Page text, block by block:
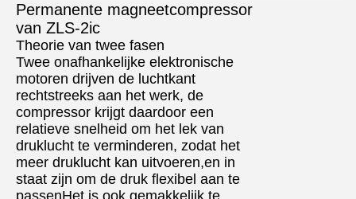
Permanente magneetcompressor
van ZLS-2ic
Theorie van twee fasen
Twee onafhankelijke elektronische
motoren drijven de luchtkant
rechtstreeks aan het werk, de
compressor krijgt daardoor een
relatieve snelheid om het lek van
druklucht te verminderen, zodat het
meer druklucht kan uitvoeren,en in
staat zijn om de druk flexibel aan te